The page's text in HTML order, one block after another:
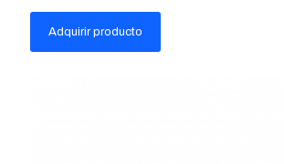
Adquirir producto